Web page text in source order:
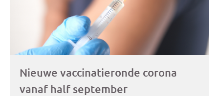
Nieuwe vaccinatieronde corona
vanaf half september